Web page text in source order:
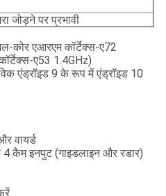
जोड़ने पर प्रभावी
कोर एआरएम कॉर्टेक्स-ए72
ए53 1.4GHz)
एंड्रॉइड 9 के रूप में एंड्रॉइड 10
वायर्ड
कैम इनपुट (गाइडलाइन और रडार)